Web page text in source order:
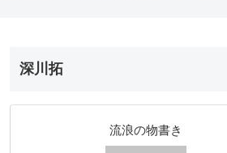
深川拓
流浪の物書き